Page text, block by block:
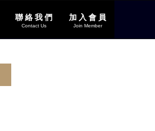
聯 絡 我 們
Contact Us
加 入 會 員
Join Member